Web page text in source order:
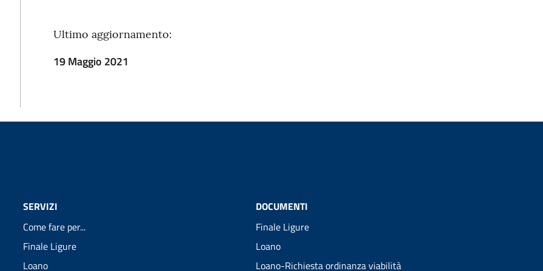
Ultimo aggiornamento:
19 Maggio 2021
SERVIZI
Come fare per...
Finale Ligure
Loano
DOCUMENTI
Finale Ligure
Loano
Loano-Richiesta ordinanza viabilità